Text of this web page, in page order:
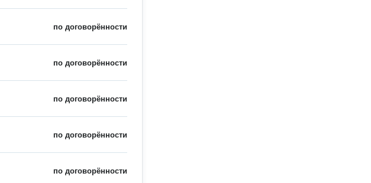
по договорённости
по договорённости
по договорённости
по договорённости
по договорённости